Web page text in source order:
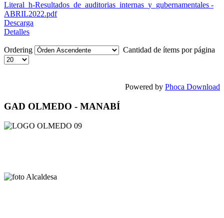
Literal_h-Resultados_de_auditorias_internas_y_gubernamentales -
ABRIL2022.pdf
Descarga
Detalles
Ordering Cantidad de ítems por página
Powered by Phoca Download
GAD OLMEDO - MANABÍ